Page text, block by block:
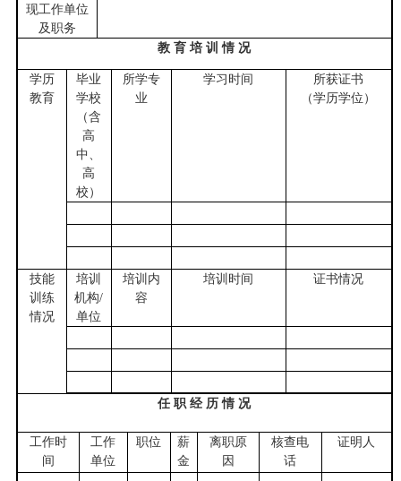
现工作单位
及职务
教 育 培 训 情 况
学历
教育
毕业
学校
（含
高
中、
高
校）
所学专
业
学习时间
所获证书
（学历学位）
技能
训练
情况
培训
机构/
单位
培训内
容
培训时间 证书情况
任 职 经 历 情 况
工作时
间
工作
单位
职位
薪
金
离职原
因
核查电
话
证明人